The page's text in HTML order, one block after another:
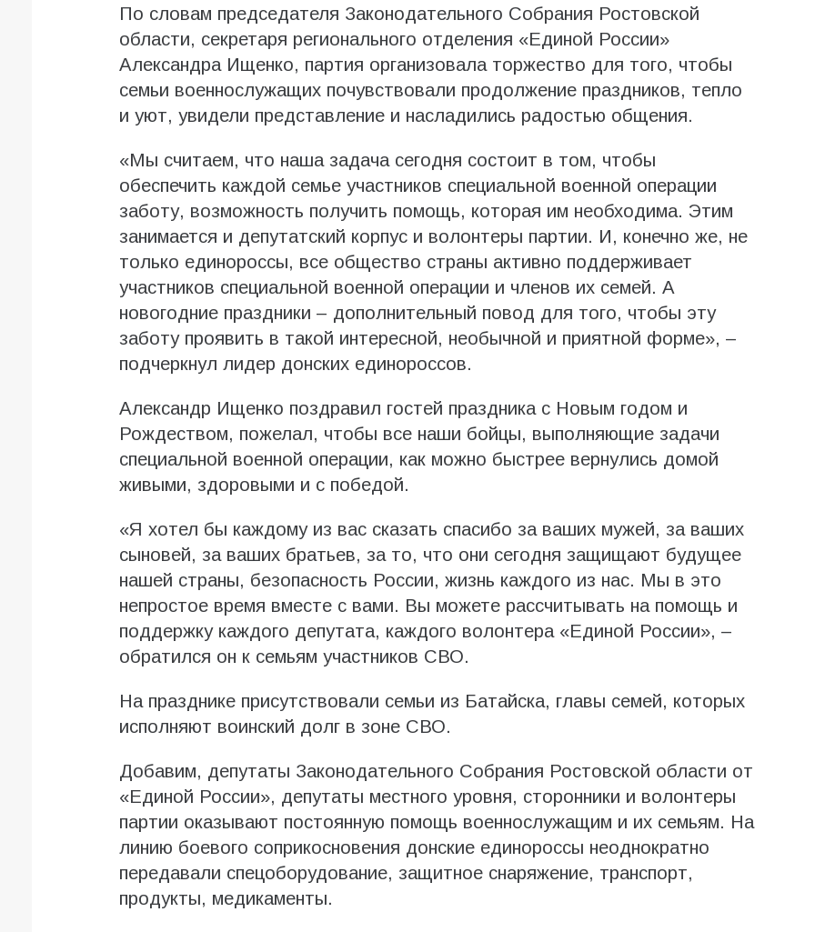
По словам председателя Законодательного Собрания Ростовской
области, секретаря регионального отделения «Единой России»
Александра Ищенко, партия организовала торжество для того, чтобы
семьи военнослужащих почувствовали продолжение праздников, тепло
и уют, увидели представление и насладились радостью общения.
«Мы считаем, что наша задача сегодня состоит в том, чтобы
обеспечить каждой семье участников специальной военной операции
заботу, возможность получить помощь, которая им необходима. Этим
занимается и депутатский корпус и волонтеры партии. И, конечно же, не
только единороссы, все общество страны активно поддерживает
участников специальной военной операции и членов их семей. А
новогодние праздники – дополнительный повод для того, чтобы эту
заботу проявить в такой интересной, необычной и приятной форме», –
подчеркнул лидер донских единороссов.
Александр Ищенко поздравил гостей праздника с Новым годом и
Рождеством, пожелал, чтобы все наши бойцы, выполняющие задачи
специальной военной операции, как можно быстрее вернулись домой
живыми, здоровыми и с победой.
«Я хотел бы каждому из вас сказать спасибо за ваших мужей, за ваших
сыновей, за ваших братьев, за то, что они сегодня защищают будущее
нашей страны, безопасность России, жизнь каждого из нас. Мы в это
непростое время вместе с вами. Вы можете рассчитывать на помощь и
поддержку каждого депутата, каждого волонтера «Единой России», –
обратился он к семьям участников СВО.
На празднике присутствовали семьи из Батайска, главы семей, которых
исполняют воинский долг в зоне СВО.
Добавим, депутаты Законодательного Собрания Ростовской области от
«Единой России», депутаты местного уровня, сторонники и волонтеры
партии оказывают постоянную помощь военнослужащим и их семьям. На
линию боевого соприкосновения донские единороссы неоднократно
передавали спецоборудование, защитное снаряжение, транспорт,
продукты, медикаменты.